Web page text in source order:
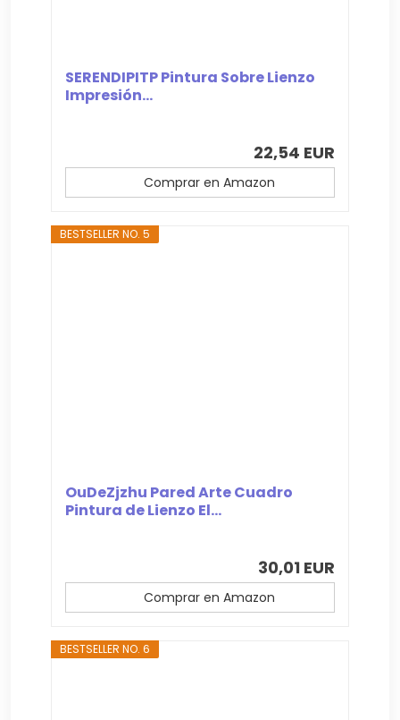
SERENDIPITP Pintura Sobre Lienzo
Impresión...
22,54 EUR
Comprar en Amazon
BESTSELLER NO. 5
OuDeZjzhu Pared Arte Cuadro
Pintura de Lienzo El...
30,01 EUR
Comprar en Amazon
BESTSELLER NO. 6